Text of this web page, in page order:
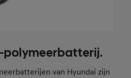
polymeerbatterij.
van Hyundai zijn